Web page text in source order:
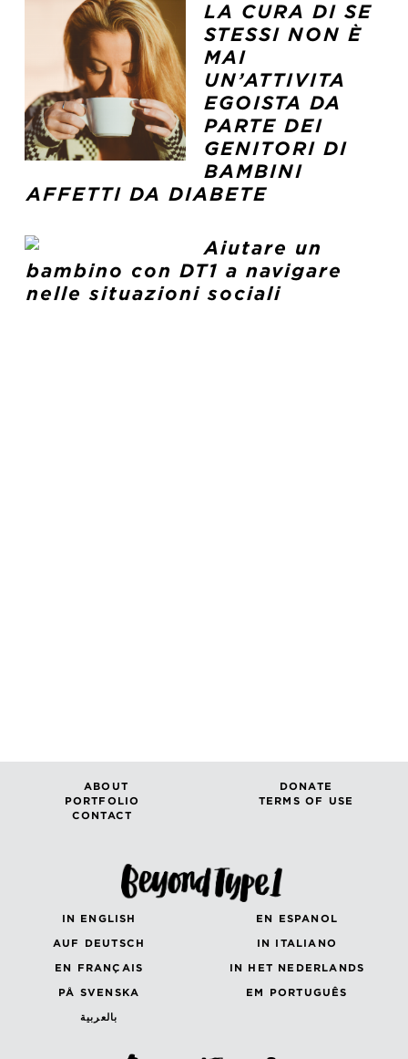
LA CURA DI SE
STESSI NON È
MAI
UN’ATTIVITA
EGOISTA DA
PARTE DEI
GENITORI DI
BAMBINI
AFFETTI DA DIABETE
Aiutare un
bambino con DT1 a navigare
nelle situazioni sociali
ABOUT
DONATE
PORTFOLIO
TERMS OF USE
CONTACT
IN ENGLISH
EN ESPANOL
AUF DEUTSCH
IN ITALIANO
EN FRANÇAIS
IN HET NEDERLANDS
PÅ SVENSKA
EM PORTUGUÊS
بالعربية